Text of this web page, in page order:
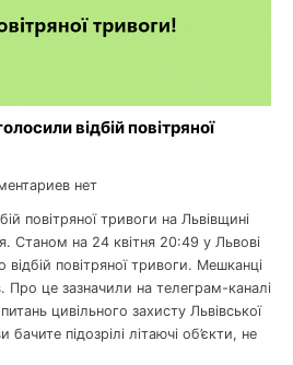
відбій повітряної
нет
повітряної тривоги на Львівщині
Станом на 24 квітня 20:49 у Львові
повітряної тривоги. Мешканці
Про це зазначили на телеграм-каналі
цивільного захисту Львівської
підозрілі літаючі об’єкти, не